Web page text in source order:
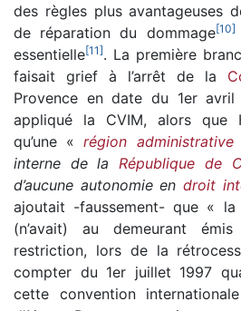
des règles plus avantageuses
de réparation du dommage[10]
essentielle[11]. La première
faisait grief à l’arrêt de la
Provence en date du 1er
appliqué la CVIM, alors que
qu’une «région administrative
interne de la République de
d’aucune autonomie endroit
ajoutait -faussement- que « la
(n’avait) au demeurant
restriction, lors de la
compter du 1er juillet 1997
cette convention